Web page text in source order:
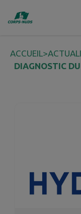
Contenu
ACCUEIL>
DIAGNOSTIC